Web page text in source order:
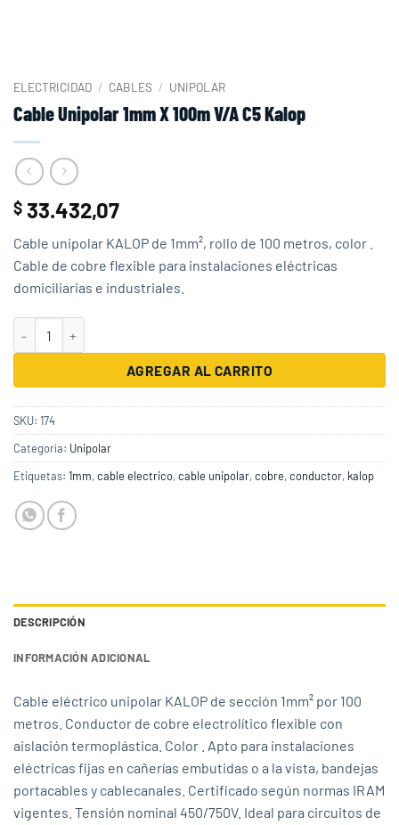
ELECTRICIDAD / CABLES / UNIPOLAR
Cable Unipolar 1mm X 100m V/A C5 Kalop
$ 33.432,07
Cable unipolar KALOP de 1mm², rollo de 100 metros, color .
Cable de cobre flexible para instalaciones eléctricas
domiciliarias e industriales.
AGREGAR AL CARRITO
SKU: 174
Categoría: Unipolar
Etiquetas: 1mm,cable electrico,cable unipolar,cobre,conductor, kalop
DESCRIPCIÓN
INFORMACIÓN ADICIONAL
Cable eléctrico unipolar KALOP de sección 1mm² por 100
metros. Conductor de cobre electrolítico flexible con
aislación termoplástica. Color . Apto para instalaciones
eléctricas fijas en cañerías embutidas o a la vista, bandejas
portacables y cablecanales. Certificado según normas IRAM
vigentes. Tensión nominal 450/750V. Ideal para circuitos de